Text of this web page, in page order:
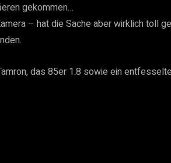
gekommen…
– hat die Sache aber wirklich toll
das 85er 1.8 sowie ein